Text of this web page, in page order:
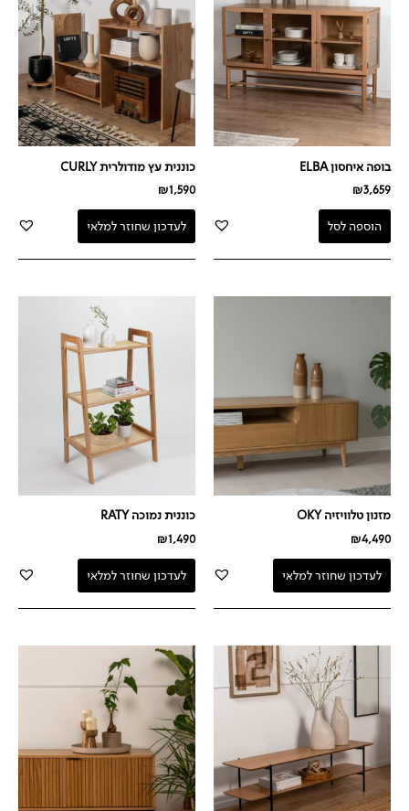
בופה איחסון ELBA
₪3,659
הוספה לסל
כוננית עץ מודולרית CURLY
₪1,590
לעדכון שחוזר למלאי
מזנון טלוויזיה OKY
₪4,490
לעדכון שחוזר למלאי
כוננית נמוכה RATY
₪1,490
לעדכון שחוזר למלאי